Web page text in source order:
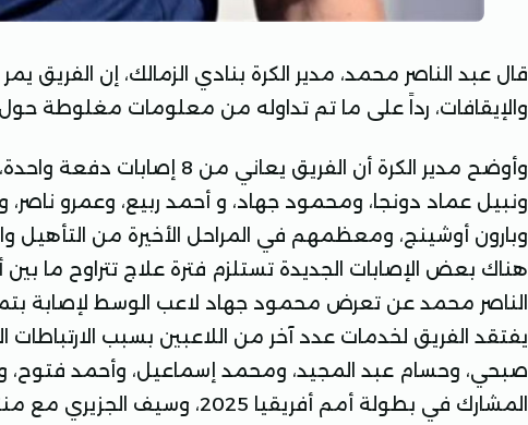
قال عبد الناصر محمد، مدير الكرة بنادي الزمالك، إن الفريق
والإيقافات، رداً على ما تم تداوله من معلومات مغلوطة حول
وأوضح مدير الكرة أن الفريق
ونبيل عماد دونجا، ومحمود جهاد، و أحمد ربيع، وعمرو ناصر،
وبارون أوشينج، ومعظمهم في المراحل الأخيرة من التأهيل
هناك بعض الإصابات الجديدة تستلزم فترة علاج تتراوح ما
الناصر محمد عن تعرض محمود جهاد لاعب الوسط لإصابة
يفتقد الفريق لخدمات عدد آخر من اللاعبين بسبب الارتباطات
صبحي، وحسام عبد المجيد، ومحمد إسماعيل، وأحمد
المشارك في بطولة أمم أفريقيا